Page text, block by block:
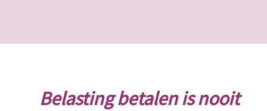
Belasting betalen is nooit